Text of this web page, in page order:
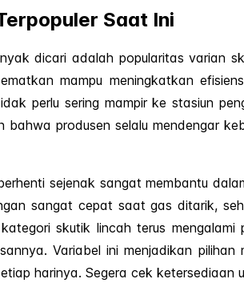
Saat Ini
dicari adalah popularitas varian
mampu meningkatkan
perlu sering mampir ke stasiun
produsen selalu mendengar
sejenak sangat membantu
sangat cepat saat gas ditarik,
skutik lincah terus
Variabel ini menjadikan
harinya. Segera cek ketersediaan